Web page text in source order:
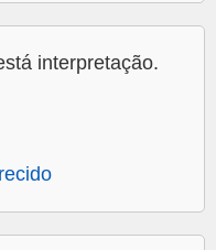
interpretação.